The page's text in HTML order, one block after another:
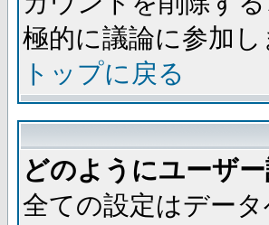
極的に議論に参加し
トップに戻る
どのようにユーザ
全ての設定はデー